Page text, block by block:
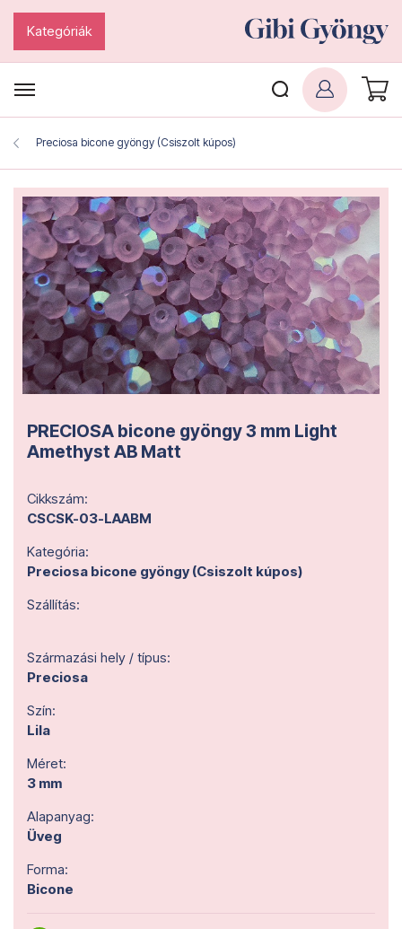
Kategóriák
Preciosa bicone gyöngy (Csiszolt kúpos)
PRECIOSA bicone gyöngy 3 mm Light
Amethyst AB Matt
Cikkszám:
CSCSK-03-LAABM
Kategória:
Preciosa bicone gyöngy (Csiszolt kúpos)
Szállítás:
Származási hely / típus:
Preciosa
Szín:
Lila
Méret:
3 mm
Alapanyag:
Üveg
Forma:
Bicone